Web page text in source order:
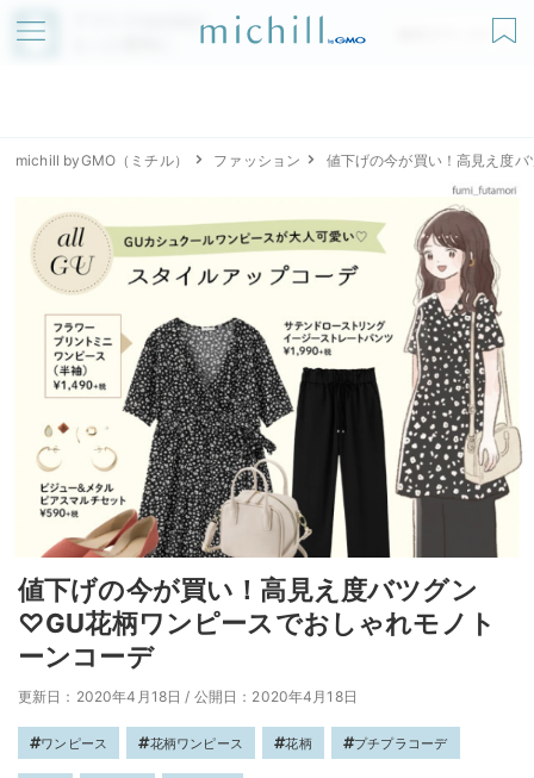
アプリでmichillが
無料ダウンロード
michill byGMO（ミチル） ファッション 値下げの今が買い！高見え度
値下げの今が買い！高見え度バツグン
♡GU花柄ワンピースでおしゃれモノト
ーンコーデ
更新日：2020年4月18日 / 公開日：2020年4月18日
ワンピース 花柄ワンピース 花柄 プチプラコーデ